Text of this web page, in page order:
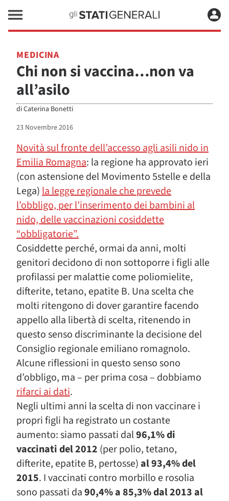
MEDICINA
Chi non si vaccina…non va
all’asilo
diCaterina Bonetti
23 Novembre 2016
Novità sul fronte dell’accesso agli asili nido in
Emilia Romagna: la regione ha approvato ieri
(con astensione del Movimento 5stelle e della
Lega)la legge regionale che prevede
l’obbligo, per l’inserimento dei bambini al
nido, delle vaccinazioni cosiddette
“obbligatorie”.
Cosiddette perché, ormai da anni, molti
genitori decidono di non sottoporre i figli alle
profilassi per malattie come poliomielite,
difterite, tetano, epatite B. Una scelta che
molti ritengono di dover garantire facendo
appello alla libertà di scelta, ritenendo in
questo senso discriminante la decisione del
Consiglio regionale emiliano romagnolo.
Alcune riflessioni in questo senso sono
d’obbligo, ma – per prima cosa – dobbiamo
rifarci ai dati.
Negli ultimi anni la scelta di non vaccinare i
propri figli ha registrato un costante
aumento: siamo passati dal96,1% di
vaccinati del 2012 (per polio, tetano,
difterite, epatite B, pertosse)al 93,4% del
2015. I vaccinati contro morbillo e rosolia
sono passati da90,4% a 85,3% dal 2013 al